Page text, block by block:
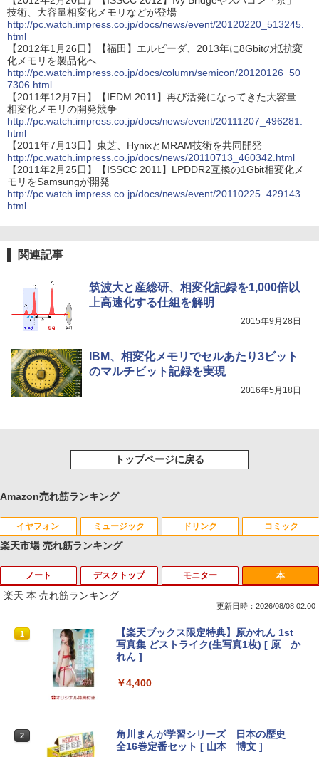
技術、大容量相変化メモリなどが登場
http://pc.watch.impress.co.jp/docs/news/event/20120220_513245.
html
【2012年1月26日】【福田】エルピーダ、2013年に8Gbitの抵抗変
化メモリを製品化へ
http://pc.watch.impress.co.jp/docs/column/semicon/20120126_50
7306.html
【2011年12月7日】【IEDM 2011】再び活発になってきた大容量
相変化メモリの開発競争
http://pc.watch.impress.co.jp/docs/news/event/20111207_496281.
html
【2011年7月13日】東芝、HynixとMRAM技術を共同開発
http://pc.watch.impress.co.jp/docs/news/20110713_460342.html
【2011年2月25日】【ISSCC 2011】LPDDR2互換の1Gbit相変化メ
モリをSamsungが開発
http://pc.watch.impress.co.jp/docs/news/event/20110225_429143.
html
関連記事
筑波大と産総研、相変化記録を1,000倍以
上高速化する仕組を解明
2015年9月28日
IBM、相変化メモリでセルあたり3ビット
のマルチビット記録を実現
2016年5月18日
トップページに戻る
Amazon売れ筋ランキング
イヤフォン
Anker Soundcore P40i オフホワイト
￥7,990
ミュージック
BRUCE WAYNE feat. Flo Milli, ATL Jacob
[Explicit]
[Explicit]
ドリンク
【Amazon.co.jp限定】 い・ろ・は・す 2L P
ET ラベルレス ×8本
富士山の天然水 バナジウム含有 水 ミネラル
ウォーター ペットボトル 静岡県産 500ミリリ
￥1,380
コミック
薬屋のひとりごと 17巻 (デジタル版ビッグガ
ンガンコミックス)
エース)
楽天市場 売れ筋ランキング
ノート
1
[訳アリ★格安] ノートパソコン Window
s11 15.6型 HP 250 G7 第七世代 Core-i3
メモリ8GB SSD128GB 15.6インチ 無線
ルチ Bluetooth USB3.0 SDカード ノー
￥12,800
デスクトップ モニター
1
PHILIPS 241V8 LED液晶モニター 23.8
インチワイド ブラック 1920×1080 （フ
ルHD）16:9 IPSパネル 非光沢 ノングレ
拠 PS4 switch 対応 スイッチ 【中古】
本
楽天 本 売れ筋ランキング
更新日時：2026/08/08 02:00
1
【楽天ブックス限定特典】原かれん 1st
写真集 どストライク(生写真1枚) [ 原 か
れん ]
￥4,400
2
角川まんが学習シリーズ 日本の歴史
全16巻定番セット [ 山本 博文 ]